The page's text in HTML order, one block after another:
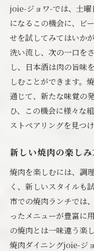
joie-ジョワ-では、土曜
になるこの機会に、ビ
せを試してみてはいか
洗い流し、次の一口を
し、日本酒は肉の旨味
しむことができます。
通じて、新たな味覚の
ひ、この機会に様々な
ストペアリングを見つ
新しい焼肉の楽し
焼肉を楽しむには、調
く、新しいスタイルも
市での焼肉ランチでは
ったメニューが豊富に
の焼肉とは一味違う楽
焼肉ダイニングjoie-ジ